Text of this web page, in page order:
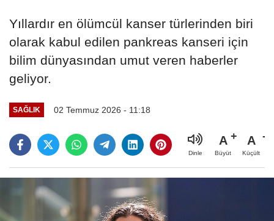
Yıllardır en ölümcül kanser türlerinden biri
olarak kabul edilen pankreas kanseri için
bilim dünyasından umut veren haberler
geliyor.
SAĞLIK 02 Temmuz 2026 - 11:18
Dinle
A
Büyüt
A
Küçült